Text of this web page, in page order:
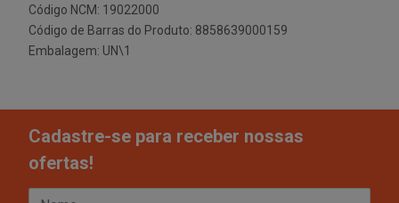
Código NCM: 19022000
Código de Barras do Produto: 8858639000159
Embalagem: UN\1
Cadastre-se para receber nossas
ofertas!